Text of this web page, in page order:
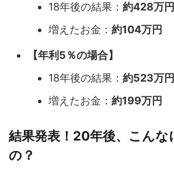
18年後の結果： 約428万円
増えたお金： 約104万円
【年利5％の場合】
18年後の結果： 約523万円
増えたお金： 約199万円
結果発表！20年後、こんな
の？